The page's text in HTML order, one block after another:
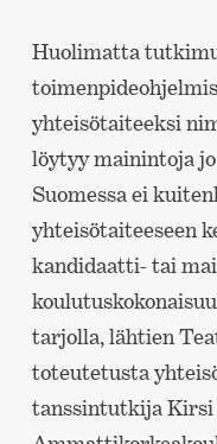
Huolimatta
yhteisötaiteeksi
löytyy mainintoja
Suomessa ei
yhteisötaiteeseen
kandidaatti- tai
tarjolla, lähtien
toteutetusta
tanssintutkija Kirsi